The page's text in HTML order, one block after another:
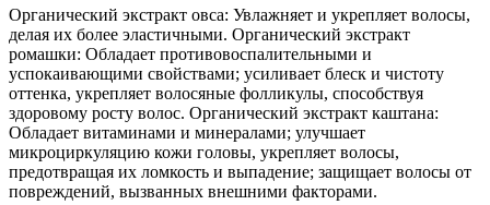
Органический экстракт овса: Увлажняет и укрепляет волосы,
делая их более эластичными. Органический экстракт
ромашки: Обладает противовоспалительными и
успокаивающими свойствами; усиливает блеск и чистоту
оттенка, укрепляет волосяные фолликулы, способствуя
здоровому росту волос. Органический экстракт каштана:
Обладает витаминами и минералами; улучшает
микроциркуляцию кожи головы, укрепляет волосы,
предотвращая их ломкость и выпадение; защищает волосы от
повреждений, вызванных внешними факторами.